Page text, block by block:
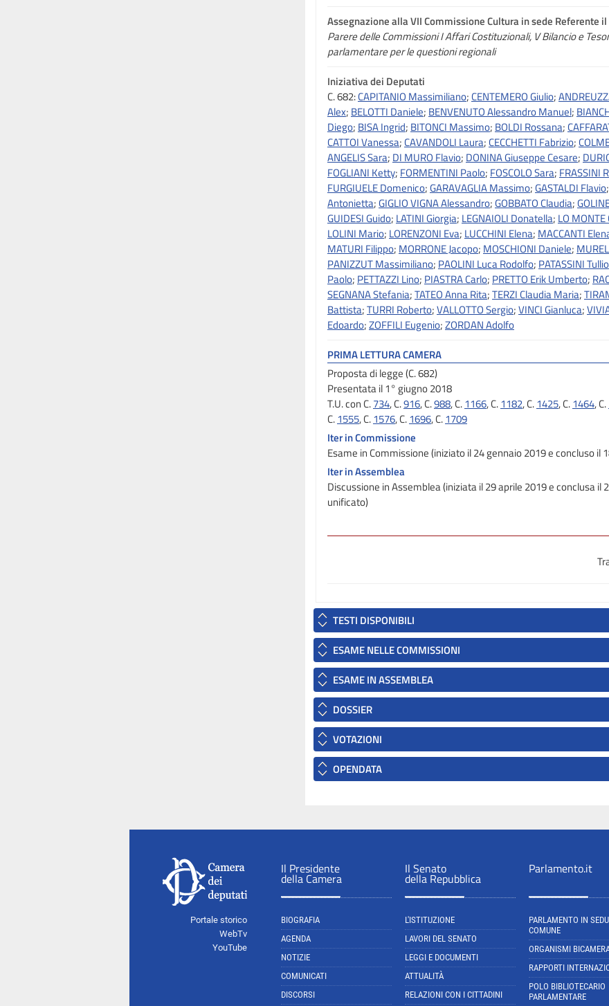
Assegnazionealla VII Commissione Cultura in sede Referente
Parere delle Commissioni I Affari Costituzionali, V Bilancio e
parlamentare per le questioni regionali
Iniziativa dei Deputati
C. 682:CAPITANIO Massimiliano; CENTEMERO Giulio;
Alex; BELOTTI Daniele; BENVENUTO Alessandro Manuel;
Diego; BISA Ingrid; BITONCI Massimo; BOLDI Rossana;
CATTOI Vanessa; CAVANDOLI Laura; CECCHETTI Fabrizio;
ANGELIS Sara; DI MURO Flavio; DONINA Giuseppe Cesare;
FOGLIANI Ketty; FORMENTINI Paolo; FOSCOLO Sara; FRASSINI
FURGIUELE Domenico;GARAVAGLIA Massimo;GASTALDI Flavio;
Antonietta;GIGLIO VIGNA Alessandro;GOBBATO Claudia;
GUIDESI Guido; LATINI Giorgia; LEGNAIOLI Donatella; LO
LOLINI Mario; LORENZONI Eva; LUCCHINI Elena; MACCANTI
MATURI Filippo; MORRONE Jacopo; MOSCHIONI Daniele;
PANIZZUT Massimiliano; PAOLINI Luca Rodolfo; PATASSINI Tullio
Paolo; PETTAZZI Lino; PIASTRA Carlo; PRETTO Erik Umberto;
SEGNANA Stefania;TATEO Anna Rita;TERZI Claudia Maria;
Battista;TURRI Roberto;VALLOTTO Sergio;VINCI Gianluca;
Edoardo;ZOFFILI Eugenio;ZORDAN Adolfo
PRIMA LETTURA CAMERA
Proposta di legge (C. 682)
Presentata il 1° giugno 2018
T.U. con C.734, C.916, C.988, C.1166, C.1182, C.1425, C.1464, C.
C.1555, C.1576, C.1696, C.1709
Iter in Commissione
Esame in Commissione (iniziato il 24 gennaio 2019 e concluso il
Iter in Assemblea
Discussione in Assemblea (iniziata il 29 aprile 2019 e conclusa
unificato)
TESTI DISPONIBILI
ESAME NELLE COMMISSIONI
ESAME IN ASSEMBLEA
DOSSIER
VOTAZIONI
OPENDATA
Portale storico
WebTv
YouTube
Il Presidente
della Camera
BIOGRAFIA
AGENDA
NOTIZIE
COMUNICATI
DISCORSI
Il Senato
della Repubblica
L'ISTITUZIONE
LAVORI DEL SENATO
LEGGI E DOCUMENTI
ATTUALITÀ
RELAZIONI CON I CITTADINI
Parlamento.it
PARLAMENTO IN
COMUNE
ORGANISMI
RAPPORTI
POLO BIBLIOTECARIO
PARLAMENTARE